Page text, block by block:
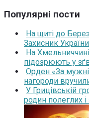
Популярні пости
На щиті до
Захисник
На
підозрюють у
Орден «За
нагороди
У Грицівській
родин полеглих і